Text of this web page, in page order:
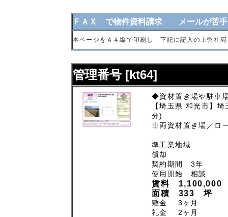
ＦＡＸ で物件資料請求 メールが苦手
本ページをＡ４縦で印刷し 下記に記入の上弊
管理番号 [kt64]
◆資材置き場や駐車
【埼玉県 和光市】
分)
車両資材置き場／ロ
準工業地域
償却
契約期間 3年
使用開始 相談
賃料 1,100,000
面積 333 坪
敷金 3ヶ月
礼金 2ヶ月